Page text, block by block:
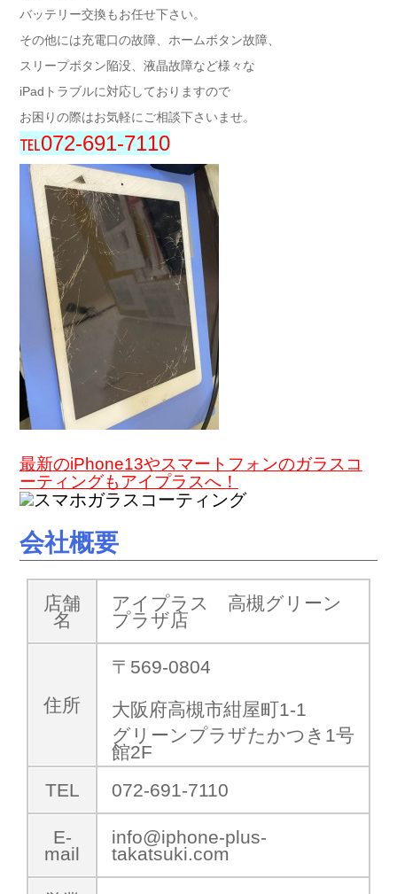
バッテリー交換もお任せ下さい。
その他には充電口の故障、ホームボタン故障、
スリープボタン陥没、液晶故障など様々な
iPadトラブルに対応しておりますので
お困りの際はお気軽にご相談下さいませ。
℡072-691-7110
最新のiPhone13やスマートフォンのガラスコ
ーティングもアイプラスへ！
会社概要
店舗
名
アイプラス 高槻グリーン
プラザ店
住所
〒569-0804
大阪府高槻市紺屋町1-1
グリーンプラザたかつき1号
館2F
TEL
072-691-7110
E-
mail
info@iphone-plus-
takatsuki.com